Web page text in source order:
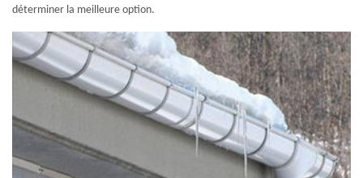
déterminer la meilleure option.